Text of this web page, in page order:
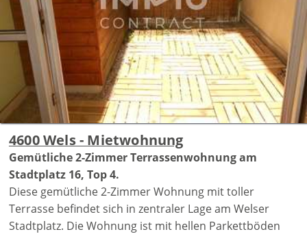
4600 Wels - Mietwohnung
Gemütliche 2-Zimmer Terrassenwohnung am
Stadtplatz 16, Top 4.
Diese gemütliche 2-Zimmer Wohnung mit toller
Terrasse befindet sich in zentraler Lage am Welser
Stadtplatz. Die Wohnung ist mit hellen Parkettböden